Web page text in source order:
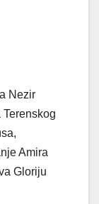
Nezir
Amira
Gloriju